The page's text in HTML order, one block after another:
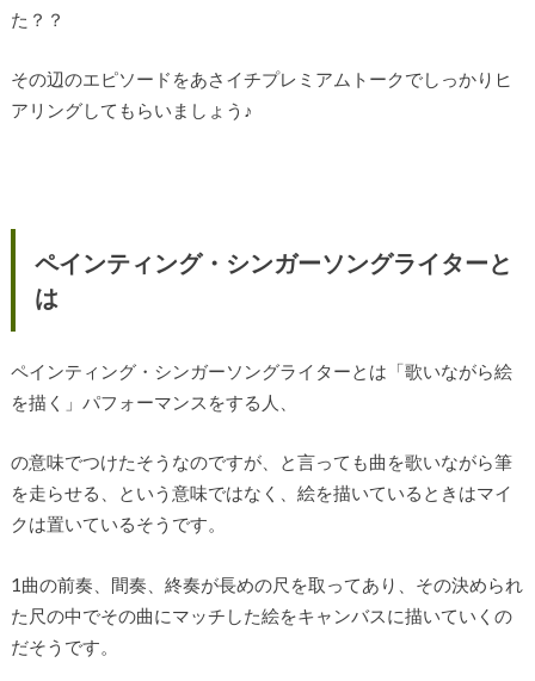
た？？
その辺のエピソードをあさイチプレミアムトークでしっかりヒ
アリングしてもらいましょう♪
ペインティング・シンガーソングライターと
は
ペインティング・シンガーソングライターとは「歌いながら絵
を描く」パフォーマンスをする人、
の意味でつけたそうなのですが、と言っても曲を歌いながら筆
を走らせる、という意味ではなく、絵を描いているときはマイ
クは置いているそうです。
1曲の前奏、間奏、終奏が長めの尺を取ってあり、その決められ
た尺の中でその曲にマッチした絵をキャンバスに描いていくの
だそうです。